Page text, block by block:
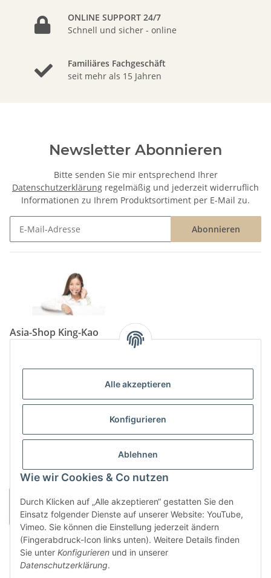
Alle akzeptieren
Konfigurieren
Ablehnen
Wie wir Cookies & Co nutzen
Durch Klicken auf „Alle akzeptieren“ gestatten Sie den
Einsatz folgender Dienste auf unserer Website: YouTube,
Vimeo. Sie können die Einstellung jederzeit ändern
(Fingerabdruck-Icon links unten). Weitere Details finden
Sie unter Konfigurieren und in unserer
Datenschutzerklärung.
ONLINE SUPPORT 24/7
Schnell und sicher - online
Familiäres Fachgeschäft
seit mehr als 15 Jahren
Newsletter Abonnieren
Bitte senden Sie mir entsprechend Ihrer
Datenschutzerklärung regelmäßig und jederzeit widerruflich
Informationen zu Ihrem Produktsortiment per E-Mail zu.
Abonnieren
Asia-Shop King-Kao
Tel: (06825) 499-104
info@king-kao.de
Öffnungszeiten (Mo-Sa.) 9:00 - 19:00
Gesetzliche Informationen
Vertrag widerrufen